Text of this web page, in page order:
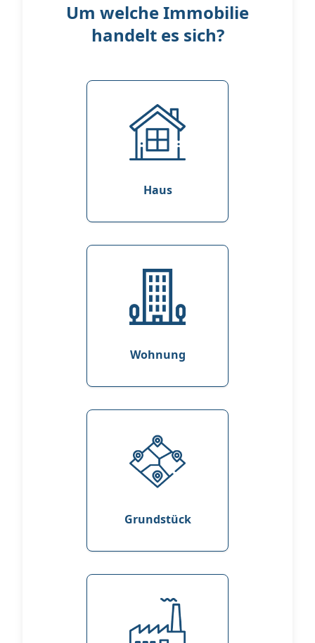
Um welche Immobilie
handelt es sich?
Haus
Wohnung
Grundstück